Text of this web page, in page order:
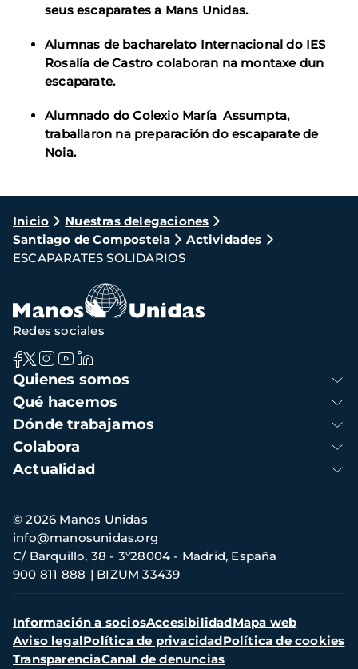
seus escaparates a Mans Unidas.
Alumnas de bacharelato Internacional do IES
Rosalía de Castro colaboran na montaxe dun
escaparate.
Alumnado do Colexio María Assumpta,
traballaron na preparación do escaparate de
Noia.
Ruta
de
navegación
Inicio
Nuestras delegaciones
Santiago de Compostela
Actividades
ESCAPARATES SOLIDARIOS
Navegación
principal
Quienes somos
Qué hacemos
Dónde trabajamos
Colabora
Actualidad
Redes sociales
Información
de
contacto
© 2026 Manos Unidas
C/ Barquillo, 38 - 3º28004 - Madrid, España
900 811 888
BIZUM 33439
info@manosunidas.org
Menú
secundario
Información a sociosAccesibilidadMapa web
Aviso legalPolítica de privacidadPolítica de cookies
TransparenciaCanal de denuncias